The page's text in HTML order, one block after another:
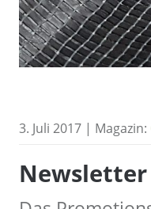
3. Juli 2017 | Magazin:
Newsletter